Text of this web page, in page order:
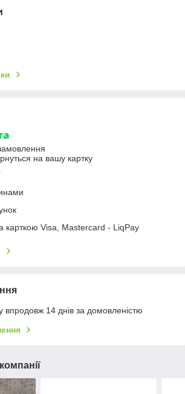
на вашу картку
карткою Visa, Mastercard - LiqPay
впродовж 14 днів за домовленістю